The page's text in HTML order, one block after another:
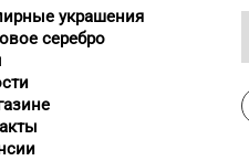
украшения
серебро